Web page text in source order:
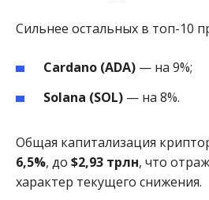
Сильнее остальных в топ-10
Cardano (ADA) — на 9%;
Solana (SOL) — на 8%.
Общая капитализация
6,5%, до $2,93 трлн, что
характер текущего снижения.